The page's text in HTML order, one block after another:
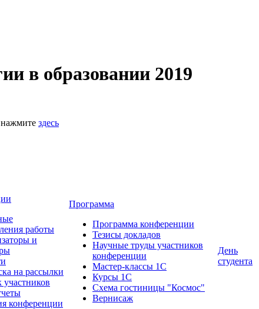
в образовании 2019
нажмите здесь
работы
и
на рассылки
конференции
Программа
Программа конференции
Тезисы докладов
Научные труды участников
конференции
Мастер-классы 1С
Курсы 1С
Схема гостиницы "Космос"
Вернисаж
День
студента